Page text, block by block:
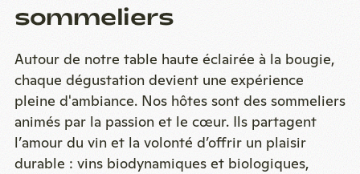
sommeliers
Autour de notre table haute éclairée à la bougie,
chaque dégustation devient une expérience
pleine d'ambiance. Nos hôtes sont des sommeliers
animés par la passion et le cœur. Ils partagent
l’amour du vin et la volonté d’offrir un plaisir
durable : vins biodynamiques et biologiques,